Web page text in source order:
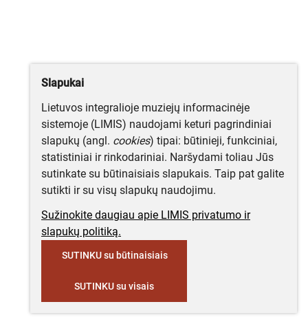
Slapukai
Lietuvos integralioje muziejų informacinėje
sistemoje (LIMIS) naudojami keturi pagrindiniai
slapukų (angl. cookies) tipai: būtinieji, funkciniai,
statistiniai ir rinkodariniai. Naršydami toliau Jūs
sutinkate su būtinaisiais slapukais. Taip pat galite
sutikti ir su visų slapukų naudojimu.
Sužinokite daugiau apie LIMIS privatumo ir
slapukų politiką.
SUTINKU su būtinaisiais
SUTINKU su visais